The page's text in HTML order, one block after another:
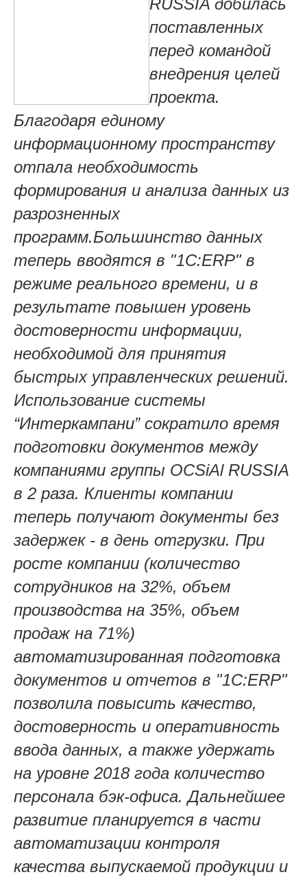
RUSSIA добилась
поставленных
перед командой
внедрения целей
проекта.
Благодаря единому
информационному пространству
отпала необходимость
формирования и анализа данных из
разрозненных
программ.Большинство данных
теперь вводятся в "1С:ERP" в
режиме реального времени, и в
результате повышен уровень
достоверности информации,
необходимой для принятия
быстрых управленческих решений.
Использование системы
“Интеркампани” сократило время
подготовки документов между
компаниями группы OCSiAl RUSSIA
в 2 раза. Клиенты компании
теперь получают документы без
задержек - в день отгрузки. При
росте компании (количество
сотрудников на 32%, объем
производства на 35%, объем
продаж на 71%)
автоматизированная подготовка
документов и отчетов в "1С:ERP"
позволила повысить качество,
достоверность и оперативность
ввода данных, а также удержать
на уровне 2018 года количество
персонала бэк-офиса.Дальнейшее
развитие планируется в части
автоматизации контроля
качества выпускаемой продукции и